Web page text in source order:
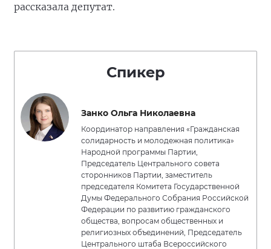
рассказала депутат.
Спикер
Занко Ольга Николаевна
Координатор направления «Гражданская
солидарность и молодежная политика»
Народной программы Партии,
Председатель Центрального совета
сторонников Партии, заместитель
председателя Комитета Государственной
Думы Федерального Собрания Российской
Федерации по развитию гражданского
общества, вопросам общественных и
религиозных объединений, Председатель
Центрального штаба Всероссийского